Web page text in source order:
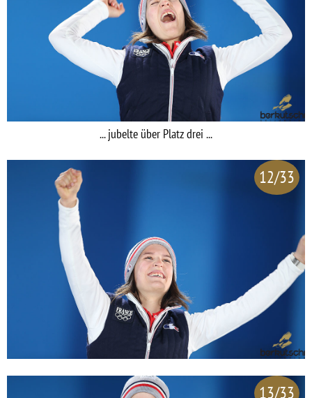
... jubelte über Platz drei ...
12/33
13/33